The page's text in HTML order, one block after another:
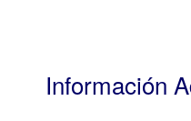
Información